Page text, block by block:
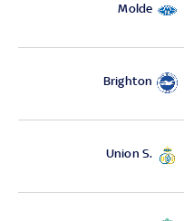
Molde
Brighton
Union S.